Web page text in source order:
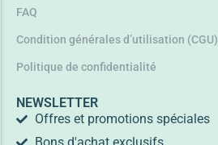
FAQ
Condition générales d’utilisation (CGU)
Politique de confidentialité
NEWSLETTER
Offres et promotions spéciales